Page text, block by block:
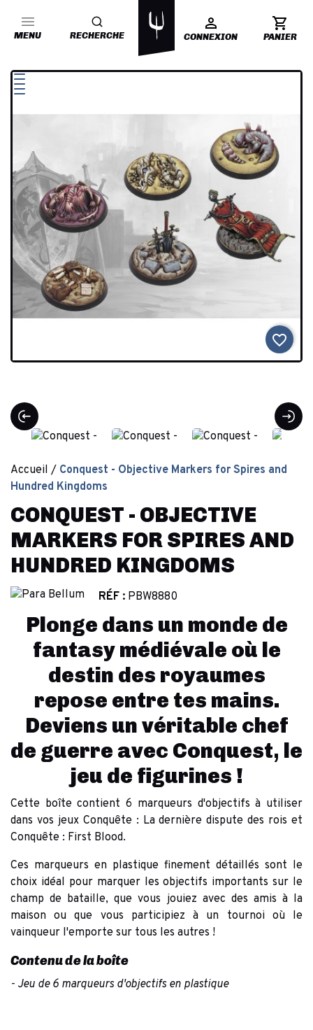
MENU RECHERCHE CONNEXION PANIER
favorite_border
Accueil
Conquest - Objective Markers for Spires and
Hundred Kingdoms
CONQUEST - OBJECTIVE
MARKERS FOR SPIRES AND
HUNDRED KINGDOMS
RÉF : PBW8880
Plonge dans un monde de
fantasy médiévale où le
destin des royaumes
repose entre tes mains.
Deviens un véritable chef
de guerre avec Conquest, le
jeu de figurines !
Cette boîte contient 6 marqueurs d'objectifs à utiliser
dans vos jeux Conquête : La dernière dispute des rois et
Conquête : First Blood.
Ces marqueurs en plastique finement détaillés sont le
choix idéal pour marquer les objectifs importants sur le
champ de bataille, que vous jouiez avec des amis à la
maison ou que vous participiez à un tournoi où le
vainqueur l'emporte sur tous les autres !
Contenu de la boîte
- Jeu de 6 marqueurs d'objectifs en plastique